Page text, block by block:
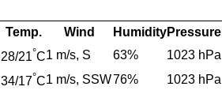
Temp. Wind HumidityPressure
28/21°C1 m/s, S 63%
1023 hPa
34/17°C1 m/s, SSW76%
1023 hPa